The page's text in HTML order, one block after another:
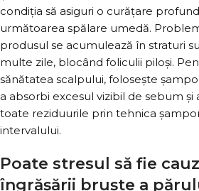
condiția să asiguri o curățare
următoarea spălare umedă.
produsul se acumulează în straturi
multe zile, blocând foliculii piloși.
sănătatea scalpului, folosește
a absorbi excesul vizibil de sebum și
toate reziduurile prin tehnica
intervalului.
Poate stresul să fie
îngrășării bruște a